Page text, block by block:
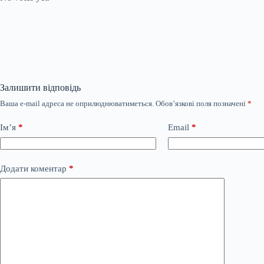
Залишити відповідь
Ваша e-mail адреса не оприлюднюватиметься. Обов’язкові поля позначені *
Ім’я * Email *
Додати коментар *